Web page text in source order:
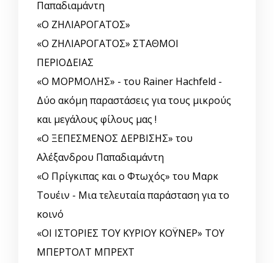
Παπαδιαμάντη
«Ο ΖΗΛΙΑΡΟΓΑΤΟΣ»
«Ο ΖΗΛΙΑΡΟΓΑΤΟΣ» ΣΤΑΘΜΟΙ
ΠΕΡΙΟΔΕΙΑΣ
«Ο ΜΟΡΜΟΛΗΣ» - του Rainer Hachfeld -
Δύο ακόμη παραστάσεις για τους μικρούς
και μεγάλους φίλους μας !
«Ο ΞΕΠΕΣΜΕΝΟΣ ΔΕΡΒΙΣΗΣ» του
Αλέξανδρου Παπαδιαμάντη
«Ο Πρίγκιπας και ο Φτωχός» του Μαρκ
Τουέιν - Μια τελευταία παράσταση για το
κοινό
«ΟΙ ΙΣΤΟΡΙΕΣ ΤΟΥ ΚΥΡΙΟΥ ΚΟΫΝΕΡ» ΤΟΥ
ΜΠΕΡΤΟΛΤ ΜΠΡΕΧΤ